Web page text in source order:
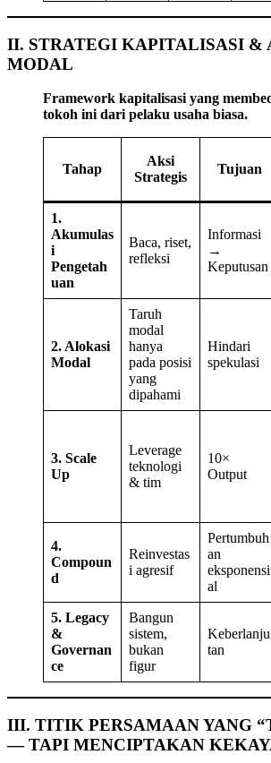
II. STRATEGI KAPITALISASI &
MODAL
Framework kapitalisasi yang
tokoh ini dari pelaku usaha biasa.
Tahap
Aksi
Strategis
Tujuan
1.
Akumulas
i
Pengetah
uan
Baca, riset,
refleksi
Informasi
→
Keputusan
2. Alokasi
Modal
Taruh
modal
hanya
pada posisi
yang
dipahami
Hindari
spekulasi
3. Scale
Up
Leverage
teknologi
& tim
10×
Output
4.
Compoun
d
Reinvestas
i agresif
Pertumbuh
an
eksponensi
al
5. Legacy
&
Governan
ce
Bangun
sistem,
bukan
figur
Keberlanju
tan
III. TITIK PERSAMAAN YANG
— TAPI MENCIPTAKAN